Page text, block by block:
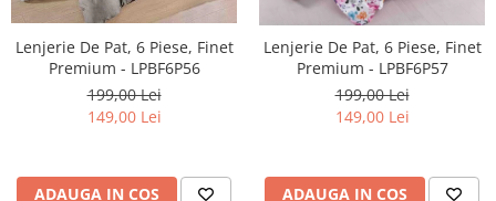
Lenjerie De Pat, 6 Piese, Finet
Premium - LPBF6P56
199,00 Lei
149,00 Lei
ADAUGA IN COS
Lenjerie De Pat, 6 Piese, Finet
Premium - LPBF6P57
199,00 Lei
149,00 Lei
ADAUGA IN COS